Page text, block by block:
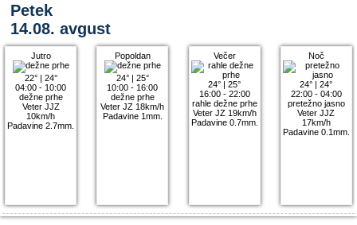
Petek
14.08. avgust
Jutro
22°| 24°
04:00 - 10:00
dežne prhe
Veter JJZ
10km/h
Padavine 2.7mm.
Popoldan
24°| 25°
10:00 - 16:00
dežne prhe
Veter JZ 18km/h
Padavine 1mm.
Večer
24° |25°
16:00 - 22:00
rahle dežne prhe
Veter JZ 19km/h
Padavine 0.7mm.
Noč
24° |24°
22:00 - 04:00
pretežno jasno
Veter JJZ
17km/h
Padavine 0.1mm.